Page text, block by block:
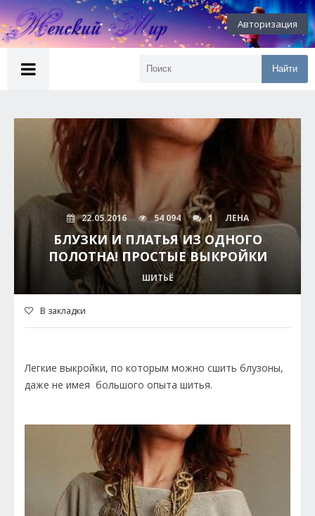
Авторизация
Найти
22.05.2016 54 094 1 ЛЕНА
БЛУЗКИ И ПЛАТЬЯ ИЗ ОДНОГО
ПОЛОТНА! ПРОСТЫЕ ВЫКРОЙКИ
ШИТЬЁ
В закладки
Легкие выкройки, по которым можно сшить блузоны,
даже не имея большого опыта шитья.